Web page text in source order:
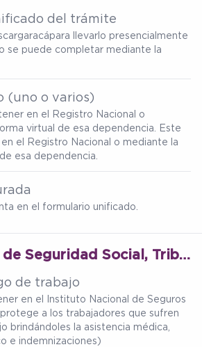
del trámite
acápara llevarlo presencialmente
se puede completar mediante la
(uno o varios)
en el Registro Nacional o
virtual de esa dependencia. Este
el Registro Nacional o mediante la
esa dependencia.
en el formulario unificado.
2 - Requisitos de Seguridad Social, Tributarios y Permisos Operativos
de trabajo
en el Instituto Nacional de Seguros
a los trabajadores que sufren
brindándoles la asistencia médica,
e indemnizaciones)